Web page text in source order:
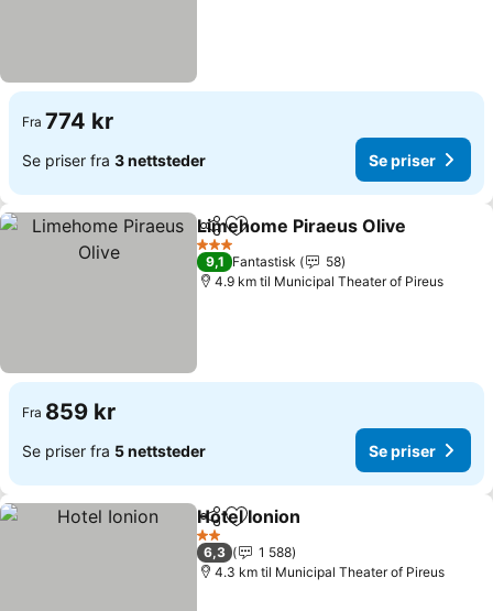
Fra 774 kr
Se priser fra 3 nettsteder Se priser
Del Legg til i favoritter
Limehome Piraeus Olive
3 Stjerner
9,1 Fantastisk
58
4.9 km til Municipal Theater of Pireus
Fra 859 kr
Se priser fra 5 nettsteder Se priser
Del Legg til i favoritter
Hotel Ionion
2 Stjerner
6,3
1 588
4.3 km til Municipal Theater of Pireus